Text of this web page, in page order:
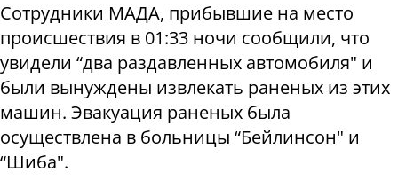
Сотрудники МАДА, прибывшие на место
происшествия в 01:33 ночи сообщили, что
увидели “два раздавленных автомобиля" и
были вынуждены извлекать раненых из этих
машин. Эвакуация раненых была
осуществлена в больницы “Бейлинсон" и
“Шиба".